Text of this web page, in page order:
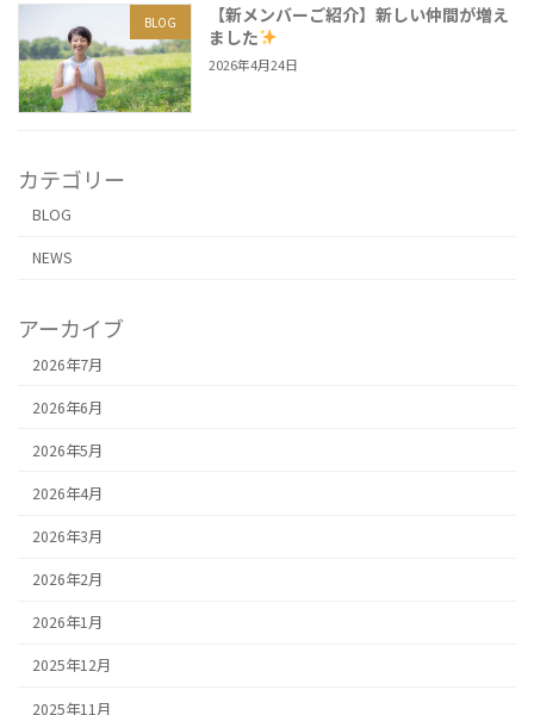
BLOG
【新メンバーご紹介】新しい仲間が増え
ました
2026年4月24日
カテゴリー
BLOG
NEWS
アーカイブ
2026年7月
2026年6月
2026年5月
2026年4月
2026年3月
2026年2月
2026年1月
2025年12月
2025年11月